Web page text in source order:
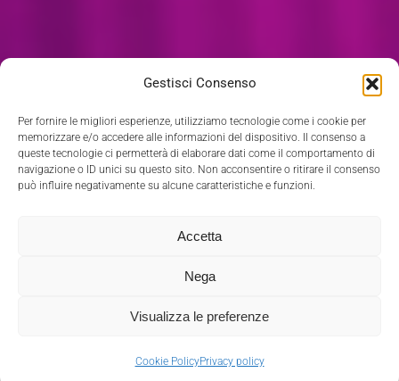
Gestisci Consenso
Per fornire le migliori esperienze, utilizziamo tecnologie come i cookie per
memorizzare e/o accedere alle informazioni del dispositivo. Il consenso a
queste tecnologie ci permetterà di elaborare dati come il comportamento di
navigazione o ID unici su questo sito. Non acconsentire o ritirare il consenso
può influire negativamente su alcune caratteristiche e funzioni.
Accetta
Nega
Visualizza le preferenze
Cookie PolicyPrivacy policy